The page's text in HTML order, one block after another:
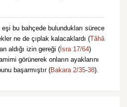
bu bahçede bulundukları sürece
ne de çıplak kalacaklardı (Tâhâ
aldığı izin gereği ( İsra 17/64)
görünerek onların ayaklarını
başarmıştır (Bakara 2/35-38).